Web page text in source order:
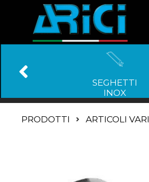
SEGHETTI
INOX
PRODOTTI ARTICOLI VARI